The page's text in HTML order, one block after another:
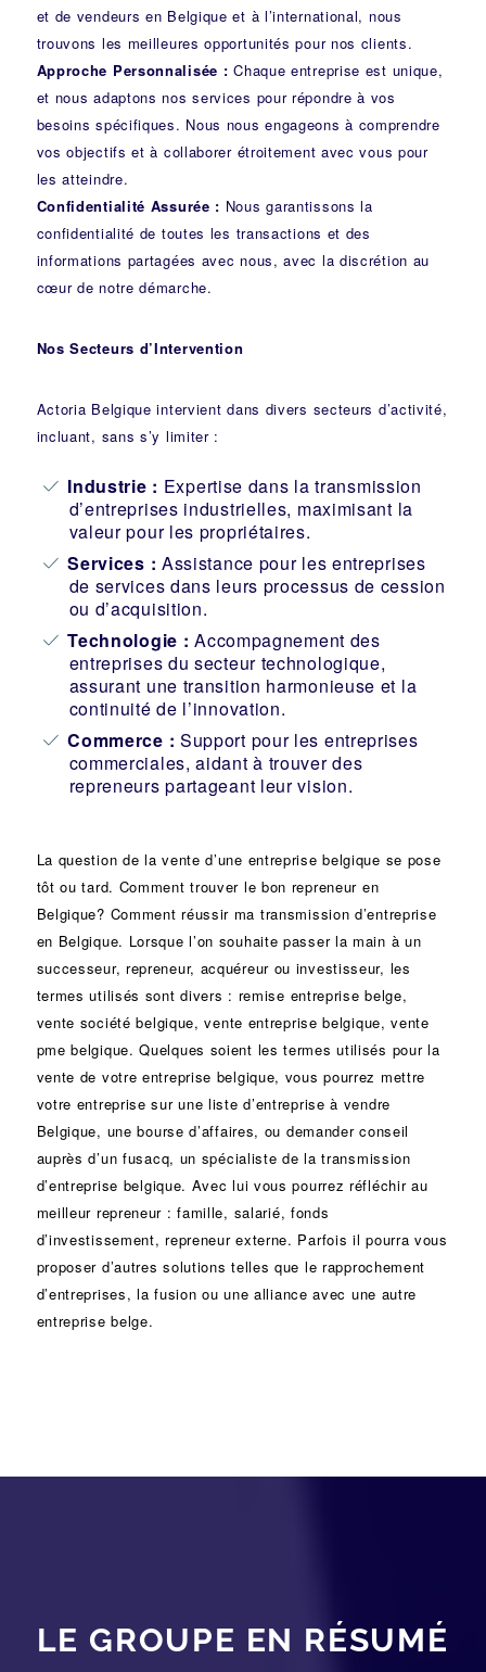
et de vendeurs en Belgique et à l’international, nous
trouvons les meilleures opportunités pour nos clients.
Approche Personnalisée : Chaque entreprise est unique,
et nous adaptons nos services pour répondre à vos
besoins spécifiques. Nous nous engageons à comprendre
vos objectifs et à collaborer étroitement avec vous pour
les atteindre.
Confidentialité Assurée : Nous garantissons la
confidentialité de toutes les transactions et des
informations partagées avec nous, avec la discrétion au
cœur de notre démarche.
Nos Secteurs d’Intervention
Actoria Belgique intervient dans divers secteurs d’activité,
incluant, sans s’y limiter :
Industrie : Expertise dans la transmission
d’entreprises industrielles, maximisant la
valeur pour les propriétaires.
Services : Assistance pour les entreprises
de services dans leurs processus de cession
ou d’acquisition.
Technologie : Accompagnement des
entreprises du secteur technologique,
assurant une transition harmonieuse et la
continuité de l’innovation.
Commerce : Support pour les entreprises
commerciales, aidant à trouver des
repreneurs partageant leur vision.
La question de la vente d’une entreprise belgique se pose
tôt ou tard. Comment trouver le bon repreneur en
Belgique? Comment réussir ma transmission d’entreprise
en Belgique. Lorsque l’on souhaite passer la main à un
successeur, repreneur, acquéreur ou investisseur, les
termes utilisés sont divers : remise entreprise belge,
vente société belgique, vente entreprise belgique, vente
pme belgique. Quelques soient les termes utilisés pour la
vente de votre entreprise belgique, vous pourrez mettre
votre entreprise sur une liste d’entreprise à vendre
Belgique, unebourse d’affaires, ou demander conseil
auprès d’un fusacq, un spécialiste de latransmission
d’entreprise belgique. Avec lui vous pourrez réfléchir au
meilleur repreneur :famille, salarié, fonds
d’investissement, repreneur externe. Parfois il pourra vous
proposer d’autres solutions telles que le rapprochement
d’entreprises, lafusion ou unealliance avec une autre
entreprise belge.
LE GROUPE EN RÉSUMÉ